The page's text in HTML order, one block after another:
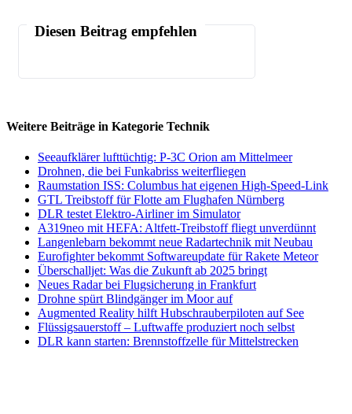
Diesen Beitrag empfehlen
Weitere Beiträge in Kategorie Technik
Seeaufklärer lufttüchtig: P-3C Orion am Mittelmeer
Drohnen, die bei Funkabriss weiterfliegen
Raumstation ISS: Columbus hat eigenen High-Speed-Link
GTL Treibstoff für Flotte am Flughafen Nürnberg
DLR testet Elektro-Airliner im Simulator
A319neo mit HEFA: Altfett-Treibstoff fliegt unverdünnt
Langenlebarn bekommt neue Radartechnik mit Neubau
Eurofighter bekommt Softwareupdate für Rakete Meteor
Überschalljet: Was die Zukunft ab 2025 bringt
Neues Radar bei Flugsicherung in Frankfurt
Drohne spürt Blindgänger im Moor auf
Augmented Reality hilft Hubschrauberpiloten auf See
Flüssigsauerstoff – Luftwaffe produziert noch selbst
DLR kann starten: Brennstoffzelle für Mittelstrecken